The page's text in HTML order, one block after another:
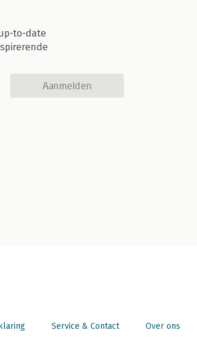
to-date
Aanmelden
Service & Contact Over ons